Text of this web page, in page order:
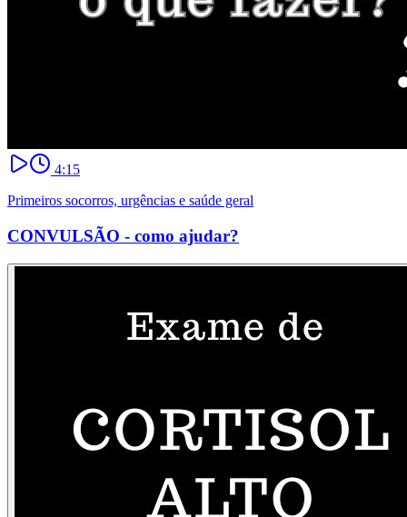
4:15
Primeiros socorros, urgências e saúde geral
CONVULSÃO - como ajudar?